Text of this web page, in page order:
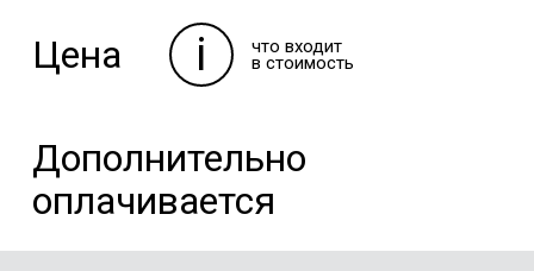
Цена i что входит
в стоимость
Дополнительно
оплачивается